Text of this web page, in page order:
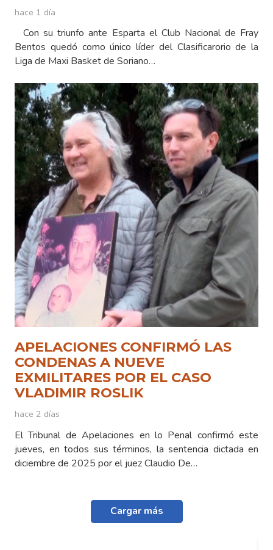
hace 1 día
Con su triunfo ante Esparta el Club Nacional de Fray
Bentos quedó como único líder del Clasificarorio de la
Liga de Maxi Basket de Soriano…
APELACIONES CONFIRMÓ LAS
CONDENAS A NUEVE
EXMILITARES POR EL CASO
VLADIMIR ROSLIK
hace 2 días
El Tribunal de Apelaciones en lo Penal confirmó este
jueves, en todos sus términos, la sentencia dictada en
diciembre de 2025 por el juez Claudio De…
Cargar más